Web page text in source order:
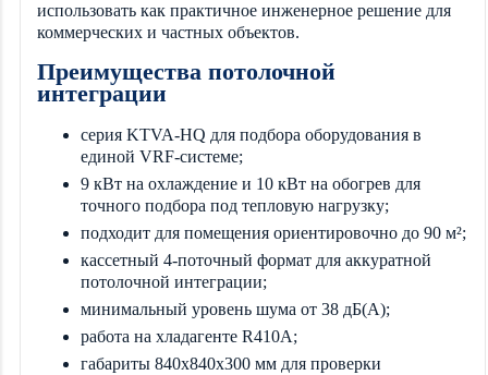
использовать как практичное инженерное решение для
коммерческих и частных объектов.
Преимущества потолочной
интеграции
серия KTVA-HQ для подбора оборудования в
единой VRF-системе;
9 кВт на охлаждение и 10 кВт на обогрев для
точного подбора под тепловую нагрузку;
подходит для помещения ориентировочно до 90 м²;
кассетный 4-поточный формат для аккуратной
потолочной интеграции;
минимальный уровень шума от 38 дБ(А);
работа на хладагенте R410A;
габариты 840x840x300 мм для проверки